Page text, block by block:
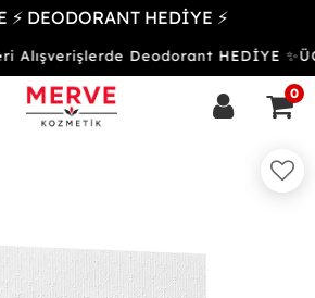
⚡ DEODORANT HEDİYE ⚡
Deodorant HEDİYE
0